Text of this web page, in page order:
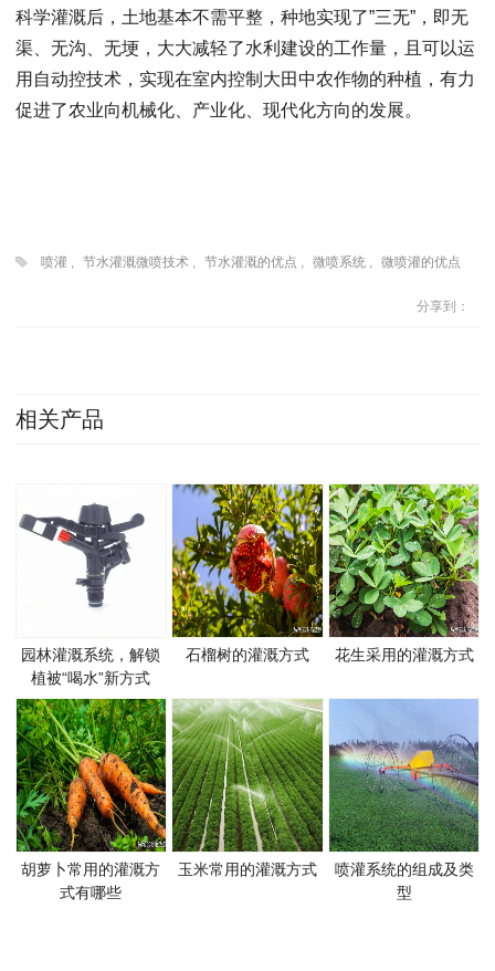
科学灌溉后，土地基本不需平整，种地实现了”三无”，即无
渠、无沟、无埂，大大减轻了水利建设的工作量，且可以运
用自动控技术，实现在室内控制大田中农作物的种植，有力
促进了农业向机械化、产业化、现代化方向的发展。
喷灌, 节水灌溉微喷技术, 节水灌溉的优点 , 微喷系统, 微喷灌的优点
分享到：
相关产品
园林灌溉系统，解锁
植被“喝水”新方式
石榴树的灌溉方式 花生采用的灌溉方式
胡萝卜常用的灌溉方
式有哪些
玉米常用的灌溉方式
喷灌系统的组成及类
型